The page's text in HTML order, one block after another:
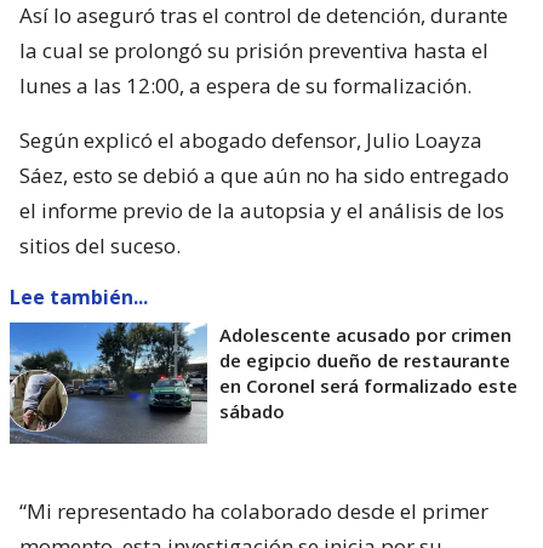
Así lo aseguró tras el control de detención, durante
la cual se prolongó su prisión preventiva hasta el
lunes a las 12:00, a espera de su formalización.
Según explicó el abogado defensor, Julio Loayza
Sáez, esto se debió a que aún no ha sido entregado
el informe previo de la autopsia y el análisis de los
sitios del suceso.
Lee también...
Adolescente acusado por crimen
de egipcio dueño de restaurante
en Coronel será formalizado este
sábado
“Mi representado ha colaborado desde el primer